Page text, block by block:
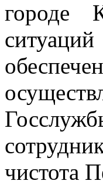
городе
чистота